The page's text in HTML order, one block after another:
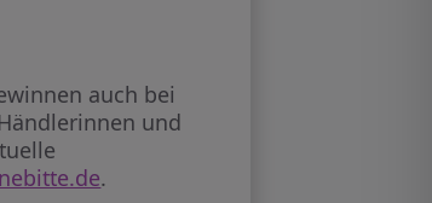
auch bei
und
.